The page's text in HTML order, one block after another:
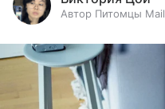
Автор Питомцы Mail